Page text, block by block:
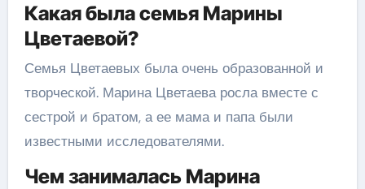
Какая была семья Марины
Цветаевой?
Семья Цветаевых была очень образованной и
творческой. Марина Цветаева росла вместе с
сестрой и братом, а ее мама и папа были
известными исследователями.
Чем занималась Марина